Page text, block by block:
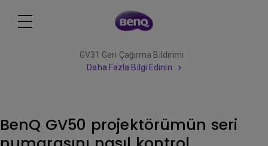
GV31 Geri Çağırma Bildirimi
Daha Fazla Bilgi Edinin
BenQ GV50 projektörümün seri